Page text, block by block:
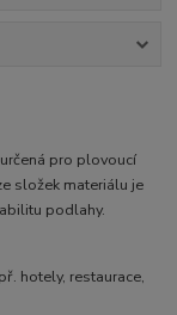
určená pro plovoucí
složek materiálu je
podlahy.
hotely, restaurace,